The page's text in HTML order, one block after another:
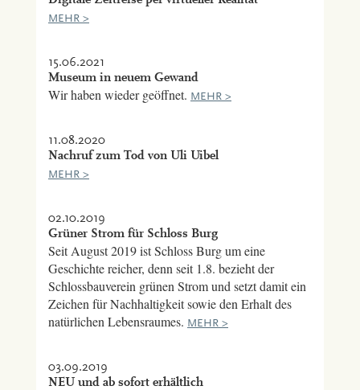
MEHR >
15.06.2021
Museum in neuem Gewand
Wir haben wieder geöffnet. MEHR >
11.08.2020
Nachruf zum Tod von Uli Uibel
MEHR >
02.10.2019
Grüner Strom für Schloss Burg
Seit August 2019 ist Schloss Burg um eine
Geschichte reicher, denn seit 1.8. bezieht der
Schlossbauverein grünen Strom und setzt damit ein
Zeichen für Nachhaltigkeit sowie den Erhalt des
natürlichen Lebensraumes. MEHR >
03.09.2019
NEU und ab sofort erhältlich